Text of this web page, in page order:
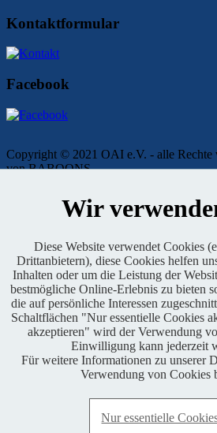
Kontaktformular
Facebook
Copyright © 2021 OAI e.V. - alle Rechte
von BABOONS
Genehmigter
Wir
Diese Website verwendet Cookies
Drittanbietern), diese Cookies helfen
Inhalten oder um die Leistung der
bestmögliche Online-Erlebnis zu bieten
die auf persönliche Interessen
Schaltflächen "Nur essentielle Cookies
akzeptieren" wird der Verwendung
Einwilligung kann jederzeit
Für weitere Informationen zu unserer
Verwendung von Cookies
Nur essentielle